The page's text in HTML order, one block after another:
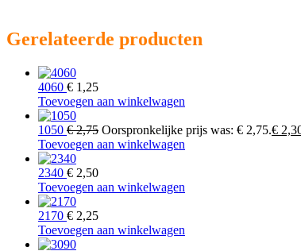
Gerelateerde producten
4060 € 1,25
Toevoegen aan winkelwagen
1050 €2,75 Oorspronkelijke prijs was: € 2,75.€
Toevoegen aan winkelwagen
2340 € 2,50
Toevoegen aan winkelwagen
2170 € 2,25
Toevoegen aan winkelwagen